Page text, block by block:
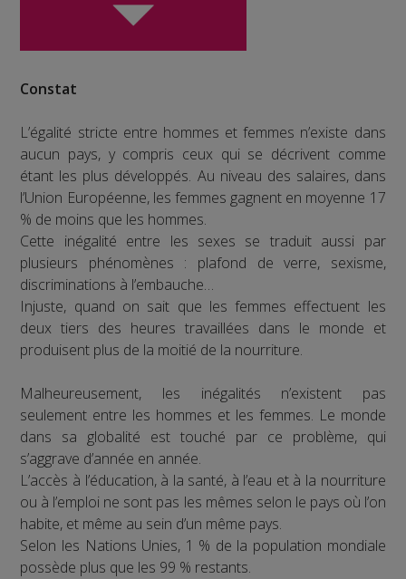
Constat
L’égalité stricte entre hommes et femmes n’existe dans
aucun pays, y compris ceux qui se décrivent comme
étant les plus développés. Au niveau des salaires, dans
l’Union Européenne, les femmes gagnent en moyenne 17
% de moins que les hommes.
Cette inégalité entre les sexes se traduit aussi par
plusieurs phénomènes : plafond de verre, sexisme,
discriminations à l’embauche…
Injuste, quand on sait que les femmes effectuent les
deux tiers des heures travaillées dans le monde et
produisent plus de la moitié de la nourriture.
Malheureusement, les inégalités n’existent pas
seulement entre les hommes et les femmes. Le monde
dans sa globalité est touché par ce problème, qui
s’aggrave d’année en année.
L’accès à l’éducation, à la santé, à l’eau et à la nourriture
ou à l’emploi ne sont pas les mêmes selon le pays où l’on
habite, et même au sein d’un même pays.
Selon les Nations Unies, 1 % de la population mondiale
possède plus que les 99 % restants.